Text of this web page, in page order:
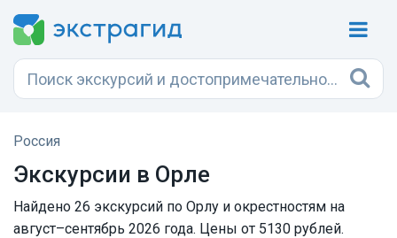
Россия
Экскурсии в Орле
Найдено 26 экскурсий по Орлу и окрестностям на
август–сентябрь 2026 года. Цены от 5130 рублей.